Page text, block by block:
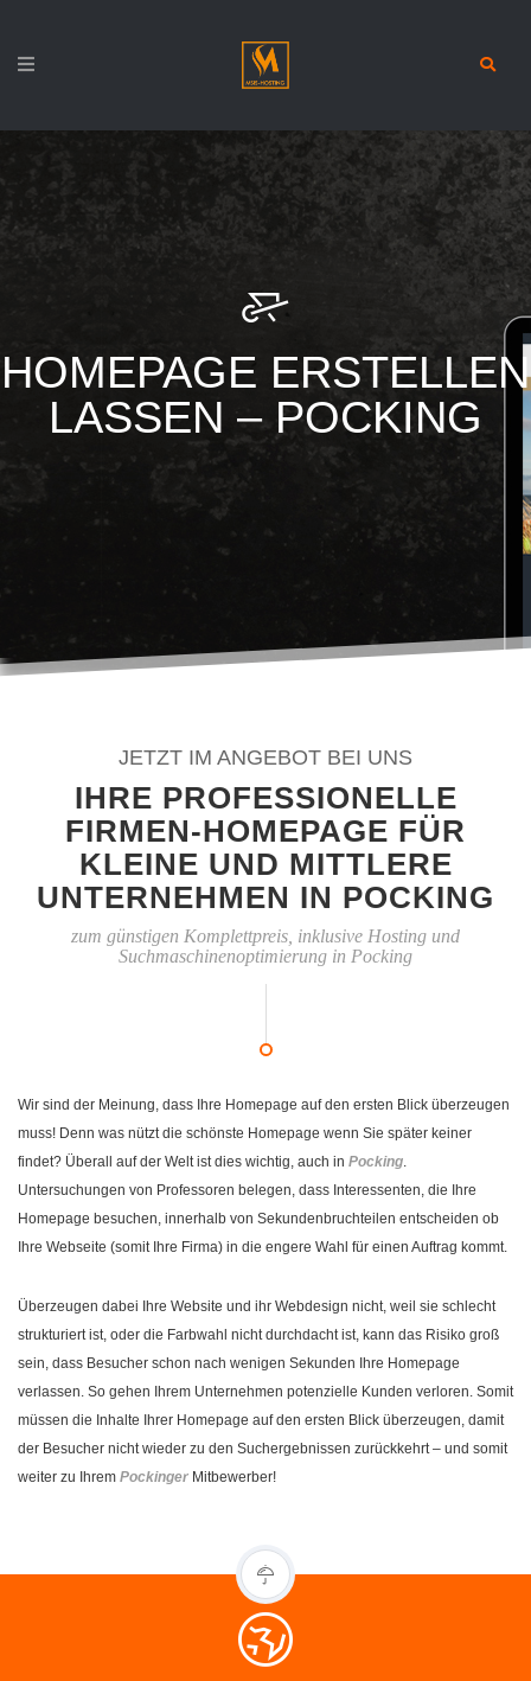
HOMEPAGE ERSTELLEN
LASSEN – POCKING
JETZT IM ANGEBOT BEI UNS
IHRE PROFESSIONELLE
FIRMEN-HOMEPAGE FÜR
KLEINE UND MITTLERE
UNTERNEHMEN IN POCKING
zum günstigen Komplettpreis, inklusive Hosting und
Suchmaschinenoptimierung in Pocking
Wir sind der Meinung, dass Ihre Homepage auf den ersten Blick überzeugen
muss! Denn was nützt die schönste Homepage wenn Sie später keiner
findet? Überall auf der Welt ist dies wichtig, auch in Pocking.
Untersuchungen von Professoren belegen, dass Interessenten, die Ihre
Homepage besuchen, innerhalb von Sekundenbruchteilen entscheiden ob
Ihre Webseite (somit Ihre Firma) in die engere Wahl für einen Auftrag kommt.
Überzeugen dabei Ihre Website und ihr Webdesign nicht, weil sie schlecht
strukturiert ist, oder die Farbwahl nicht durchdacht ist, kann das Risiko groß
sein, dass Besucher schon nach wenigen Sekunden Ihre Homepage
verlassen. So gehen Ihrem Unternehmen potenzielle Kunden verloren. Somit
müssen die Inhalte Ihrer Homepage auf den ersten Blick überzeugen, damit
der Besucher nicht wieder zu den Suchergebnissen zurückkehrt – und somit
weiter zu Ihrem Pockinger Mitbewerber!